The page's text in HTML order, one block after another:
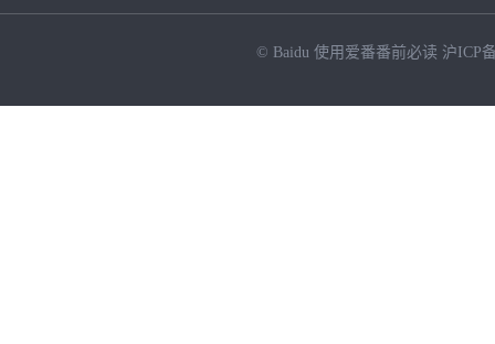
© Baidu 使用爱番番前必读 沪ICP